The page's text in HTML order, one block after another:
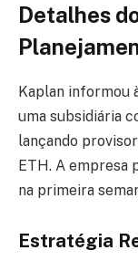
Detalhes
Kaplan informou
uma subsidiária
lançando
ETH. A empresa
na primeira
Estratégia